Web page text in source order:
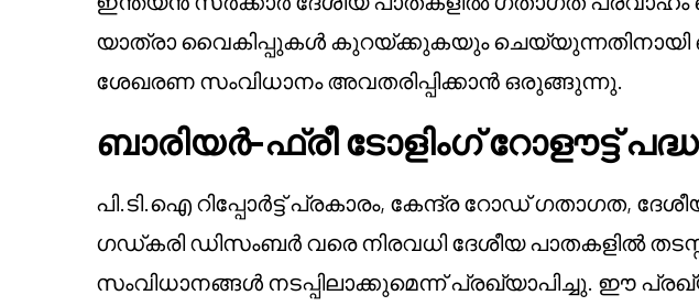
യാത്രാ വൈകിപ്പുകൾ കുറയ്ക്കുകയും
ശേഖരണ സംവിധാനം അവതരിപ്പിക്കാൻ ഒരുങ്ങുന്നു.
ബാരിയർ-ഫ്രീ ടോളിംഗ് റോളൗട്ട്
പി.ടി.ഐ റിപ്പോർട്ട് പ്രകാരം, കേന്ദ്ര റോഡ് ഗതാഗത,
ഗഡ്കരി ഡിസംബർ വരെ നിരവധി ദേശീയ പാതകളിൽ
സംവിധാനങ്ങൾ നടപ്പിലാക്കുമെന്ന് പ്രഖ്യാപിച്ചു. ഈ